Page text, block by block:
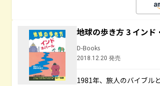
地球の歩き方 3 インド
D-Books
2018.12.20 発売
1981年、旅人のバイブル